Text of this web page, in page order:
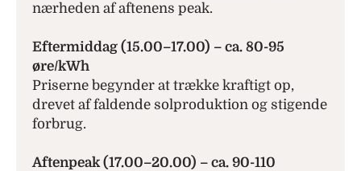
nærheden af aftenens peak.
Eftermiddag (15.00–17.00) – ca. 80-95
øre/kWh
Priserne begynder at trække kraftigt op,
drevet af faldende solproduktion og stigende
forbrug.
Aftenpeak (17.00–20.00) – ca. 90-110